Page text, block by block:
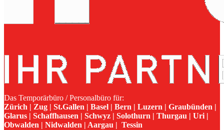
Das Temporärbüro / Personalbüro für:
Zürich | Zug | St.Gallen | Basel | Bern | Luzern | Graubünden |
Glarus | Schaffhausen | Schwyz | Solothurn | Thurgau | Uri |
Obwalden | Nidwalden | Aargau | Tessin